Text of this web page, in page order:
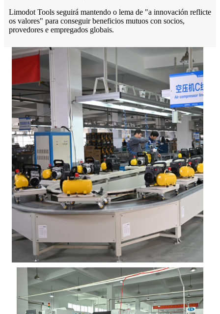
Limodot Tools seguirá mantendo o lema de "a innovación reflicte
os valores" para conseguir beneficios mutuos con socios,
provedores e empregados globais.